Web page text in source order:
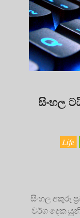
සිංහල
Life
සිංහල අකුරු
වර්ග දෙක